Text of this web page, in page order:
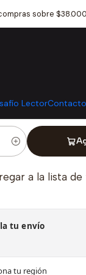
LectorContacto
sobre $38.000
Chile
stock de
a la lista
tu envío